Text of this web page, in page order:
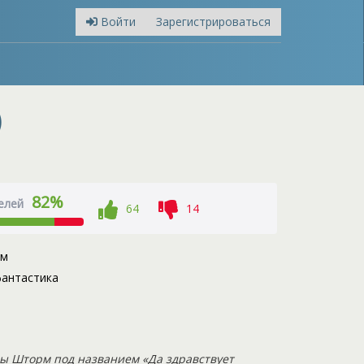
Войти Зарегистрироваться
82% 64 14
Шторм под названием «Да здравствует